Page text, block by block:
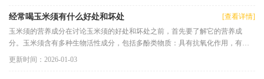
经常喝玉米须有什么好处和坏处
[查看详情]
玉米须的营养成分在讨论玉米须的好处和坏处之前，首先要了解它的营养成
分。玉米须含有多种生物活性成分，包括多酚类物质：具有抗氧化作用，有助
于抵抗自由基的损伤。黄酮类化
更新时间：2026-01-03